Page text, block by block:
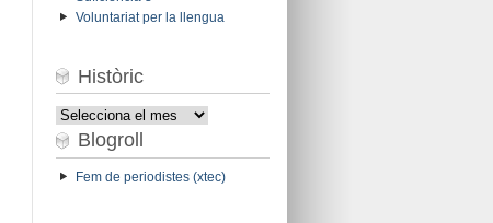
Voluntariat per la llengua
Històric
Històric
Blogroll
Fem de periodistes (xtec)